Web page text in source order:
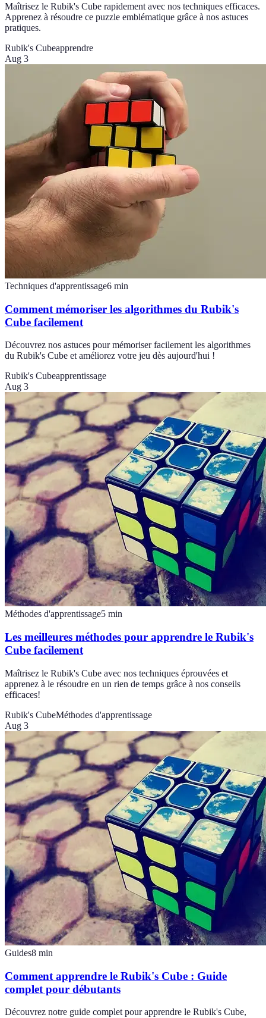
Maîtrisez le Rubik's Cube rapidement avec nos techniques efficaces.
Apprenez à résoudre ce puzzle emblématique grâce à nos astuces
pratiques.
Rubik's Cubeapprendre
Aug 3
Techniques d'apprentissage6 min
Comment mémoriser les algorithmes du Rubik's
Cube facilement
Découvrez nos astuces pour mémoriser facilement les algorithmes
du Rubik's Cube et améliorez votre jeu dès aujourd'hui !
Rubik's Cubeapprentissage
Aug 3
Méthodes d'apprentissage5 min
Les meilleures méthodes pour apprendre le Rubik's
Cube facilement
Maîtrisez le Rubik's Cube avec nos techniques éprouvées et
apprenez à le résoudre en un rien de temps grâce à nos conseils
efficaces!
Rubik's CubeMéthodes d'apprentissage
Aug 3
Guides8 min
Comment apprendre le Rubik's Cube : Guide
complet pour débutants
Découvrez notre guide complet pour apprendre le Rubik's Cube,